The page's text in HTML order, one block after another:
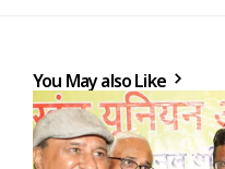
You May also Like